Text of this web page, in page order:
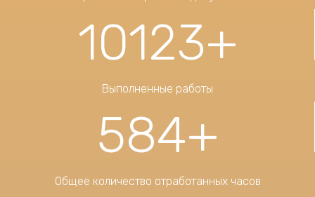
10123+
Выполненные работы
584+
Общее количество отработанных часов